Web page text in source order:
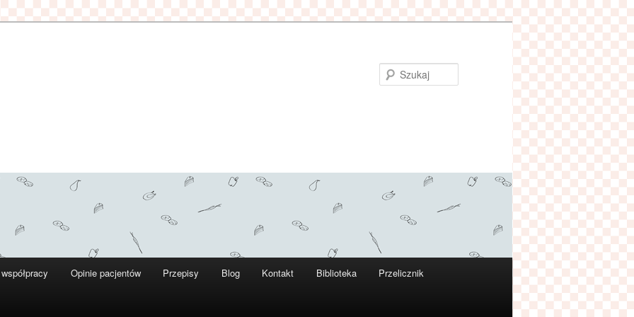
Opinie pacjentów Przepisy Blog Kontakt Biblioteka Przelicznik